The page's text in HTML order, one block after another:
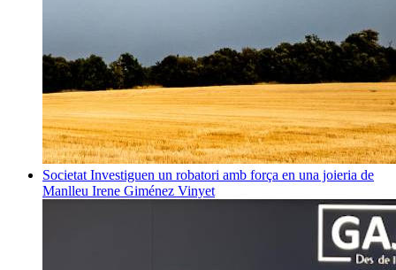
Societat Investiguen un robatori amb força en una joieria de
Manlleu Irene Giménez Vinyet